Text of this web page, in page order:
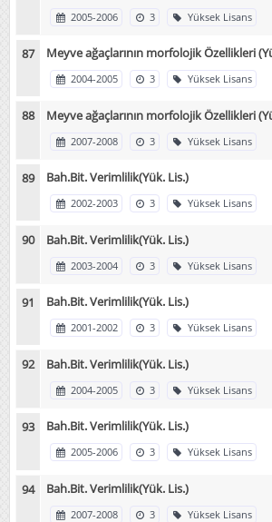
2005-2006 3 Yüksek Lisans
Meyve ağaçlarının morfolojik Özellikleri
2004-2005 3 Yüksek Lisans
Meyve ağaçlarının morfolojik Özellikleri
2007-2008 3 Yüksek Lisans
Bah.Bit. Verimlilik(Yük. Lis.)
2002-2003 3 Yüksek Lisans
Bah.Bit. Verimlilik(Yük. Lis.)
2003-2004 3 Yüksek Lisans
Bah.Bit. Verimlilik(Yük. Lis.)
2001-2002 3 Yüksek Lisans
Bah.Bit. Verimlilik(Yük. Lis.)
2004-2005 3 Yüksek Lisans
Bah.Bit. Verimlilik(Yük. Lis.)
2005-2006 3 Yüksek Lisans
Bah.Bit. Verimlilik(Yük. Lis.)
2007-2008 3 Yüksek Lisans